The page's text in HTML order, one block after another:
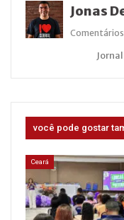
Jonas
Comentários
você pode gostar
Ceará